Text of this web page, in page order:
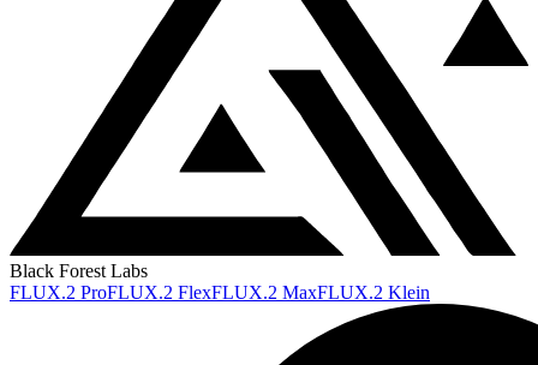
Black Forest Labs
FLUX.2 ProFLUX.2 FlexFLUX.2 MaxFLUX.2 Klein